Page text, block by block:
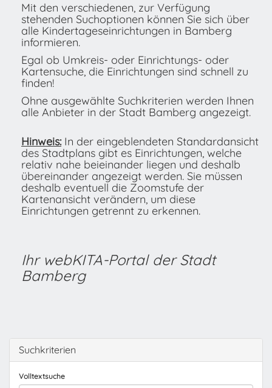
Mit den verschiedenen, zur Verfügung
stehenden Suchoptionen können Sie sich über
alle Kindertageseinrichtungen in Bamberg
informieren.
Egal ob Umkreis- oder Einrichtungs- oder
Kartensuche, die Einrichtungen sind schnell zu
finden!
Ohne ausgewählte Suchkriterien werden Ihnen
alle Anbieter in der Stadt Bamberg angezeigt.
Hinweis: In der eingeblendeten Standardansicht
des Stadtplans gibt es Einrichtungen, welche
relativ nahe beieinander liegen und deshalb
übereinander angezeigt werden. Sie müssen
deshalb eventuell die Zoomstufe der
Kartenansicht verändern, um diese
Einrichtungen getrennt zu erkennen.
Ihr webKITA-Portal der Stadt
Bamberg
Suchkriterien
Volltextsuche